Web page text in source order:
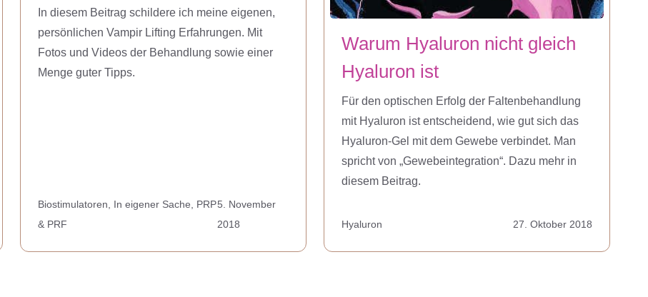
In diesem Beitrag schildere ich meine eigenen,
persönlichen Vampir Lifting Erfahrungen. Mit
Fotos und Videos der Behandlung sowie einer
Menge guter Tipps.
Biostimulatoren, In eigener Sache, PRP
& PRF
5. November
2018
Warum Hyaluron nicht gleich
Hyaluron ist
Für den optischen Erfolg der Faltenbehandlung
mit Hyaluron ist entscheidend, wie gut sich das
Hyaluron-Gel mit dem Gewebe verbindet. Man
spricht von „Gewebeintegration“. Dazu mehr in
diesem Beitrag.
Hyaluron 27. Oktober 2018